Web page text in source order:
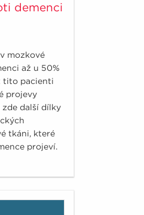
demenci
mozkové
až u 50%
tito pacienti
projevy
zde další dílky
tkáni, které
projeví.